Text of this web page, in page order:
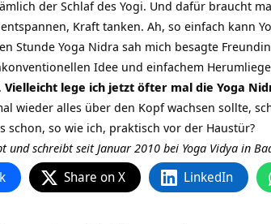
der Schlaf des Yogi. Und dafür braucht
Kraft tanken. Ah, so einfach kann
Stunde Yoga Nidra sah mich besagte
Idee und einfachem
Vielleicht lege ich jetzt öfter mal die Yoga
wieder alles über den Kopf wachsen sollte,
schon, so wie ich, praktisch vor der Haustür?
und schreibt seit Januar 2010 bei Yoga Vidya in
Share on X LinkedIn